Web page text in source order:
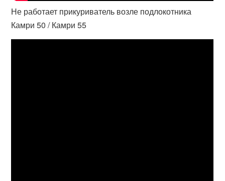
Не работает прикуриватель возле подлокотника
Камри 50 / Камри 55